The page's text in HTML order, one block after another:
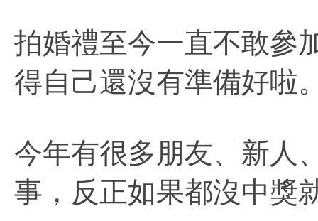
拍婚禮至今一直不敢參
得自己還沒有準備好啦
今年有很多 朋友、新人
事，反正如果都沒中獎